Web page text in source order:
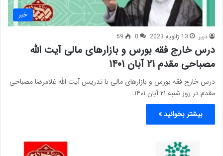
خبر
دبیر 13 ژانویه 2023 0
59
درس خارج فقه بورس و بازارهای مالی آیت الله
مصباحی مقدم ۲۱ آبان ۱۴۰۱
درس خارج فقه بورس و بازارهای مالی با تدریس آیت الله غلامرضا مصباحی
مقدم در روز شنبه ۲۱ آبان ۱۴۰۱…
بیشتر بخوانید »